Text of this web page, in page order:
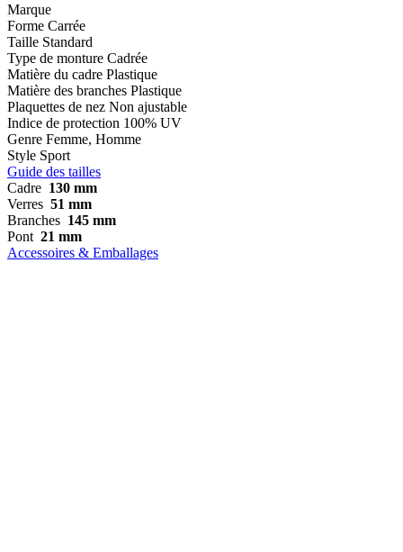
Marque
Forme Carrée
Taille Standard
Type de monture Cadrée
Matière du cadre Plastique
Matière des branches Plastique
Plaquettes de nez Non ajustable
Indice de protection 100% UV
Genre Femme, Homme
Style Sport
Guide des tailles
Cadre 130 mm
Verres 51 mm
Branches 145 mm
Pont 21 mm
Accessoires & Emballages